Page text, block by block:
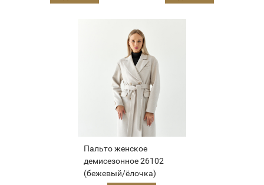
Пальто женское
демисезонное 26102
(бежевый/ёлочка)